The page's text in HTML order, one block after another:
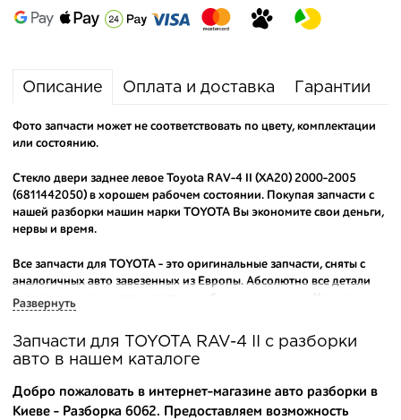
Описание Оплата и доставка Гарантии
Фото запчасти может не соответствовать по цвету, комплектации
или состоянию.
Стекло двери заднее левое Toyota RAV-4 II (XA20) 2000-2005
(6811442050) в хорошем рабочем состоянии. Покупая запчасти с
нашей разборки машин марки TOYOTA Вы экономите свои деньги,
нервы и время.
Все запчасти для TOYOTA - это оригинальные запчасти, сняты с
аналогичных авто завезенных из Европы. Абсолютно все детали
исправны и находятся в состоянии близком к новому. Каждая
производителя.
Вашему вниманию предлагаем широкий ассортимент
автозапчастей для
и других
популярных марок. Мы продаем оригинальные и
Развернуть
Запчасти для TOYOTA RAV-4 II с разборки
авто в нашем каталоге
Добро пожаловать в интернет-магазине авто разборки в
Киеве - Разборка 6062. Предоставляем возможность